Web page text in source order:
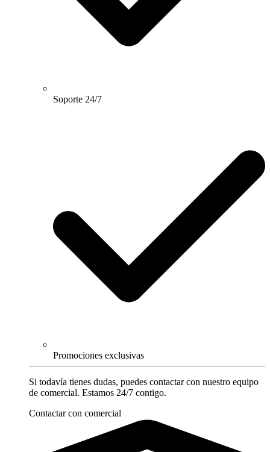
Soporte 24/7
Promociones exclusivas
Si todavía tienes dudas, puedes contactar con nuestro equipo
de comercial. Estamos 24/7 contigo.
Contactar con comercial